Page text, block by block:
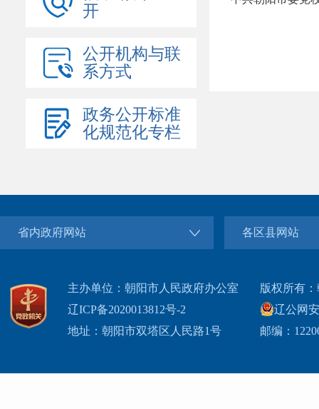
开
公开机构与联
系方式
政务公开标准
化规范化专栏
省内政府网站 各区县网站
主办单位：朝阳市人民政府办公室
辽ICP备2020013812号-2
地址：朝阳市双塔区人民路1号
版权所有
辽公网
邮编：